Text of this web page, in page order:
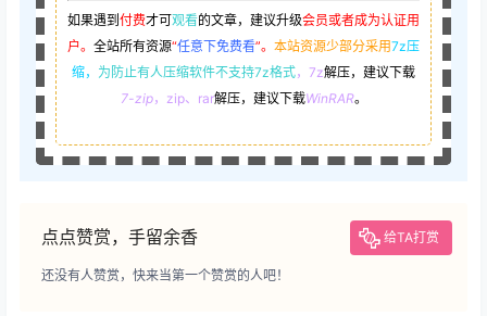
如果遇到 付费才可观看的文章，建议升级会员或者成为认证用
户。 全站所有资源“任意下免费看”。 本站资源少部分采用7z压
缩， 为防止有人压缩软件不支持7z格式，7z解压，建议下载
7-zip，zip、rar解压，建议下载WinRAR。
点点赞赏，手留余香 给TA打赏
还没有人赞赏，快来当第一个赞赏的人吧！